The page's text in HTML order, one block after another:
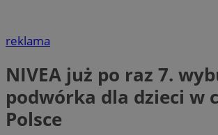
reklama
NIVEA już po raz 7.
podwórka dla dzieci w
Polsce